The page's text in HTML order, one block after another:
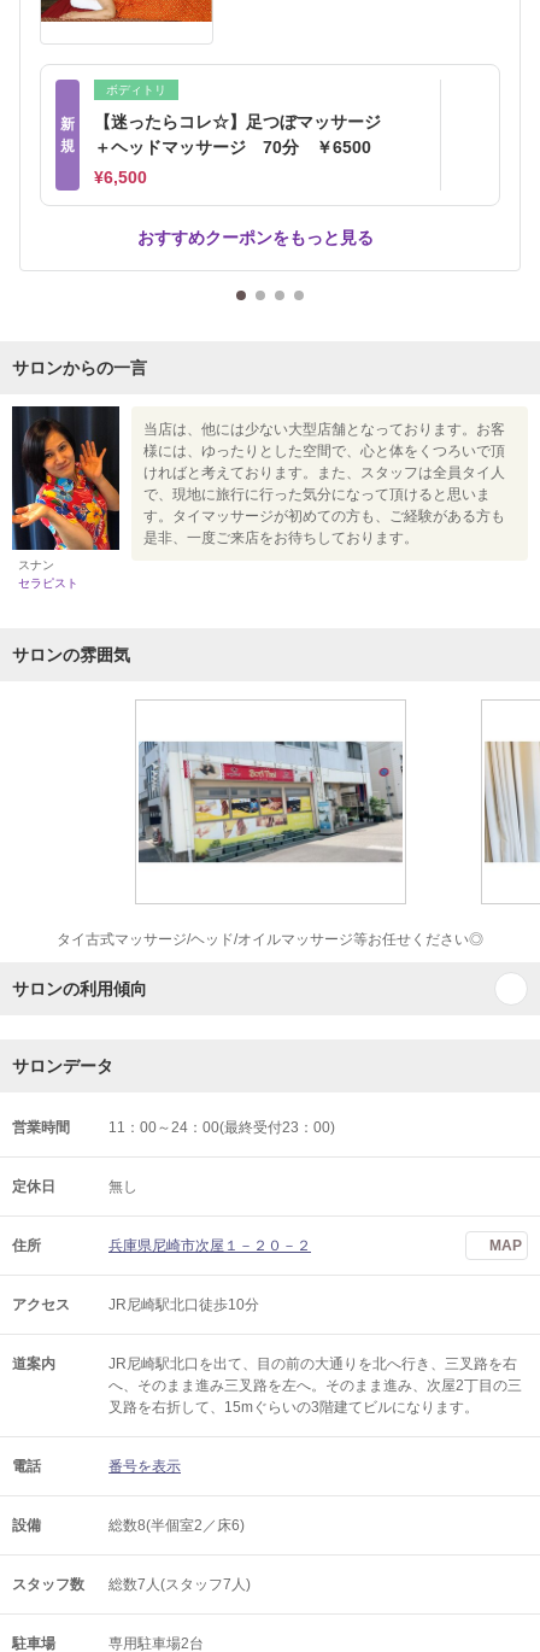
新
規
ボディトリ
【迷ったらコレ☆】足つぼマッサージ
＋ヘッドマッサージ 70分 ￥6500
¥6,500
おすすめクーポンをもっと見る
サロンからの一言
スナン
セラピスト
当店は、他には少ない大型店舗となっております。お客
様には、ゆったりとした空間で、心と体をくつろいで頂
ければと考えております。また、スタッフは全員タイ人
で、現地に旅行に行った気分になって頂けると思いま
す。タイマッサージが初めての方も、ご経験がある方も
是非、一度ご来店をお待ちしております。
サロンの雰囲気
タイ古式マッサージ/ヘッド/オイルマッサージ等お任せください◎
サロンの利用傾向
サロンデータ
営業時間 11：00～24：00(最終受付23：00)
定休日 無し
住所 兵庫県尼崎市次屋１－２０－２ MAP
アクセス JR尼崎駅北口徒歩10分
道案内
JR尼崎駅北口を出て、目の前の大通りを北へ行き、三叉路を右
へ、そのまま進み三叉路を左へ。そのまま進み、次屋2丁目の三
叉路を右折して、15mぐらいの3階建てビルになります。
電話 番号を表示
設備 総数8(半個室2／床6)
スタッフ数 総数7人(スタッフ7人)
駐車場 専用駐車場2台